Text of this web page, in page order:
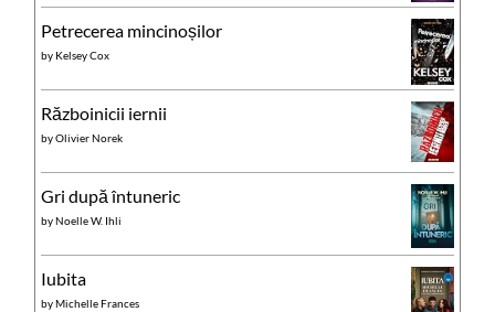
Petrecerea mincinoșilor
by Kelsey Cox
Războinicii iernii
byOlivier Norek
Gri după întuneric
byNoelle W. Ihli
Iubita
byMichelle Frances